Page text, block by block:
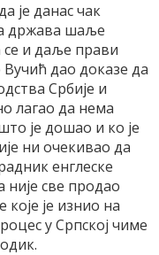
је данас чак
држава шаље
се и даље прави
Вучић дао доказе да
Србије и
лагао да нема
је дошао и ко је
ни очекивао да
енглеске
није све продао
је изнио на
у Српској чиме